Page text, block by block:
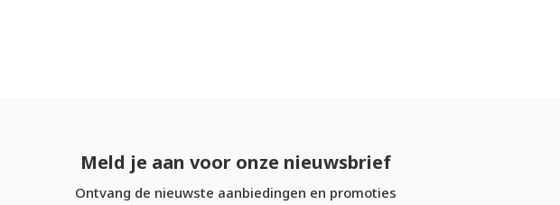
Meld je aan voor onze nieuwsbrief
Ontvang de nieuwste aanbiedingen en promoties